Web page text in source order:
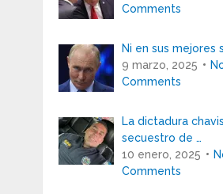
Comments
Ni en sus mejores
9 marzo, 2025
Comments
La dictadura
secuestro de …
10 enero, 2025
Comments